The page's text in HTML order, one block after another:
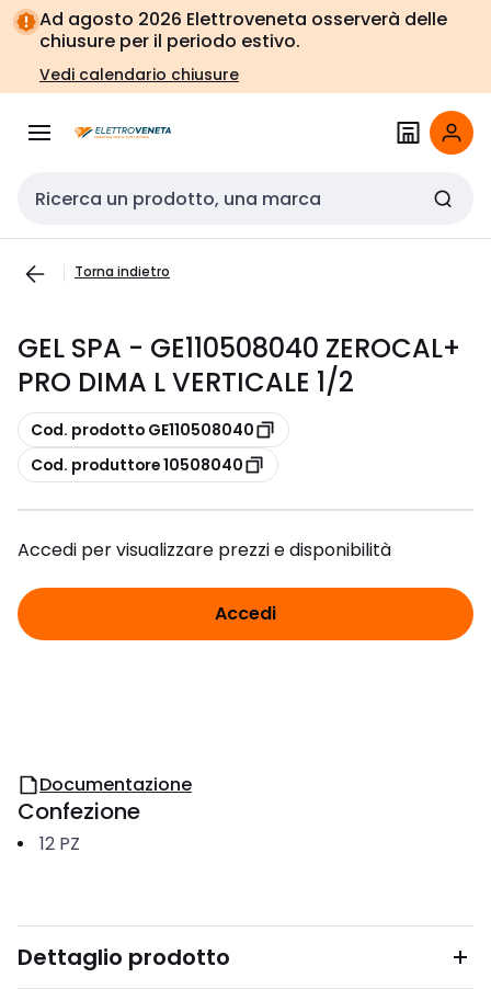
Vai alla
navigazione
Vai
alla
pagina
Ad agosto 2026 Elettroveneta osserverà delle
chiusure per il periodo estivo.
Vedi calendario chiusure
Cerca input
Torna indietro
GEL SPA - GE110508040 ZEROCAL+
PRO DIMA L VERTICALE 1/2
copia
Cod. prodotto GE110508040
copia
Cod. produttore 10508040
Accedi per visualizzare prezzi e disponibilità
Accedi
Documentazione
Confezione
12 PZ
Dettaglio prodotto